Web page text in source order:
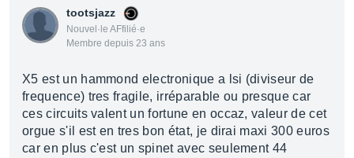
tootsjazz
Nouvel·le AFfilié·e
Membre depuis 23 ans
X5 est un hammond electronique a lsi (diviseur de
frequence) tres fragile, irréparable ou presque car
ces circuits valent un fortune en occaz, valeur de cet
orgue s'il est en tres bon état, je dirai maxi 300 euros
car en plus c'est un spinet avec seulement 44